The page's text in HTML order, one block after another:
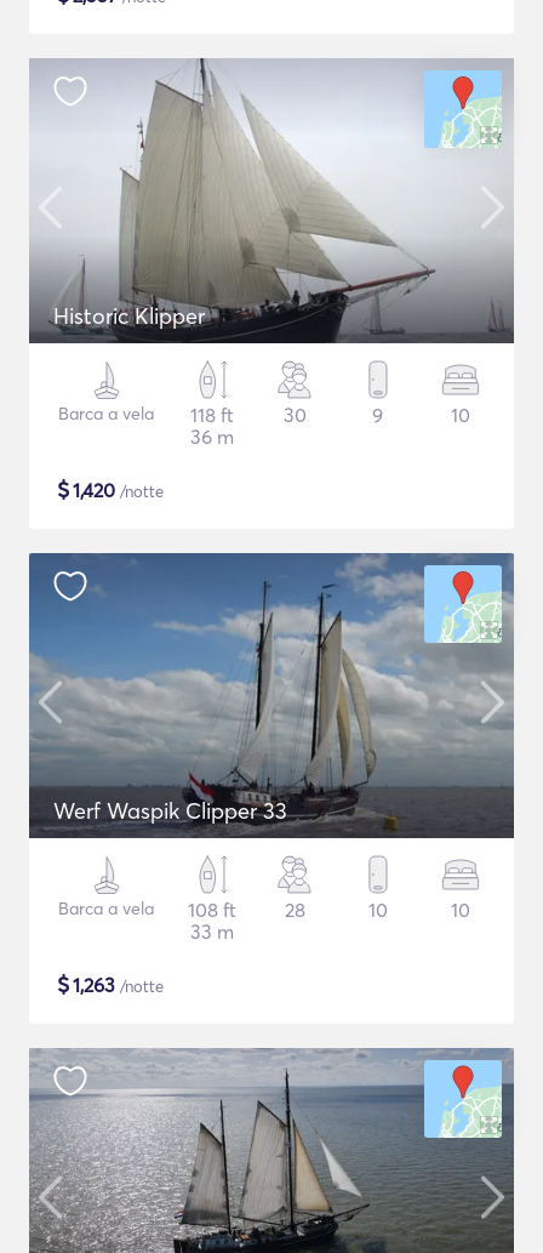
Historic Klipper
Barca a vela
118 ft
36 m
30 9 10
$1,420 /notte
Werf Waspik Clipper 33
Barca a vela
108 ft
33 m
28 10 10
$1,263 /notte